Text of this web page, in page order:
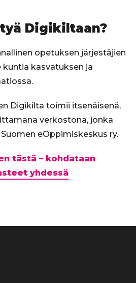
Digikiltaan?
opetuksen järjestäjien
kasvatuksen ja
Digikilta toimii itsenäisenä,
verkostona, jonka
eOppimiskeskus ry.
tästä – kohdataan
yhdessä